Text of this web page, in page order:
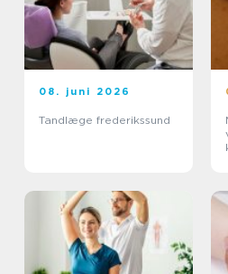
08. juni 2026
Tandlæge frederikssund